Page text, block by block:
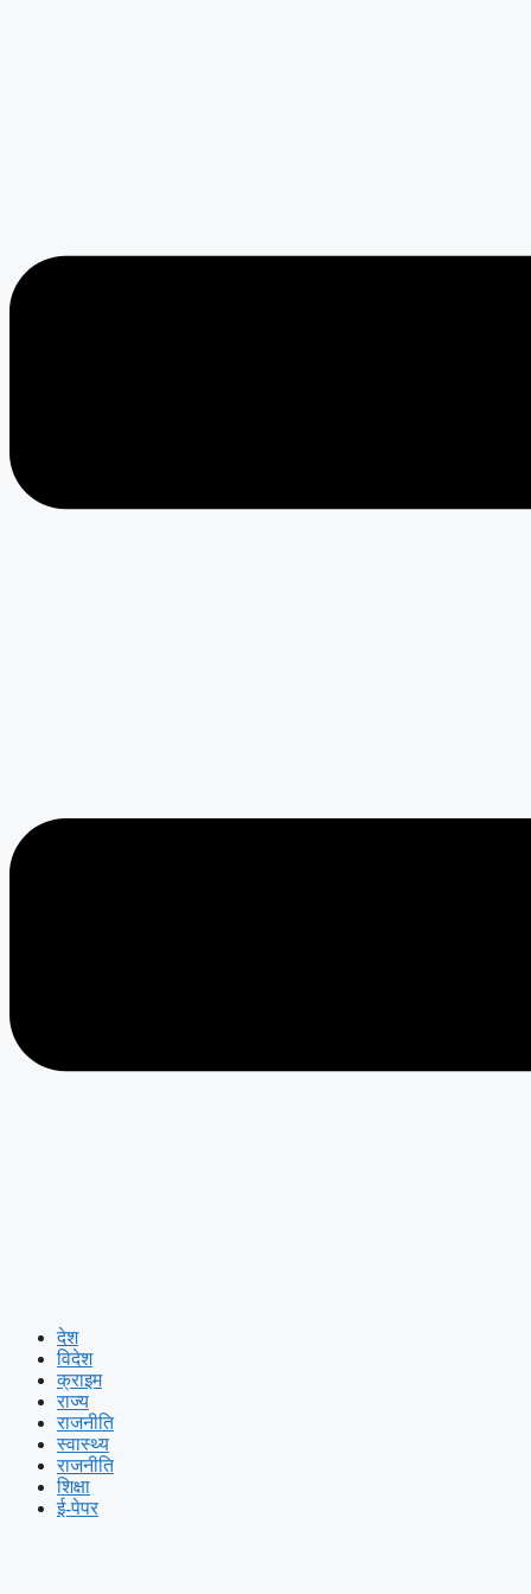
देश
विदेश
क्राइम
राज्य
राजनीति
स्वास्थ्य
राजनीति
शिक्षा
ई-पेपर